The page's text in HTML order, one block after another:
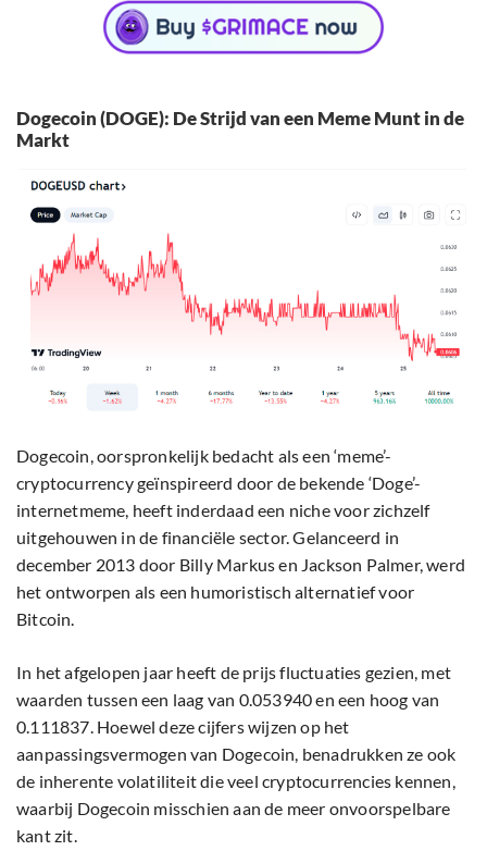
Dogecoin (DOGE): De Strijd van een Meme Munt in de
Markt
Dogecoin, oorspronkelijk bedacht als een ‘meme’-
cryptocurrency geïnspireerd door de bekende ‘Doge’-
internetmeme, heeft inderdaad een niche voor zichzelf
uitgehouwen in de financiële sector. Gelanceerd in
december 2013 door Billy Markus en Jackson Palmer, werd
het ontworpen als een humoristisch alternatief voor
Bitcoin.
In het afgelopen jaar heeft de prijs fluctuaties gezien, met
waarden tussen een laag van 0.053940 en een hoog van
0.111837. Hoewel deze cijfers wijzen op het
aanpassingsvermogen van Dogecoin, benadrukken ze ook
de inherente volatiliteit die veel cryptocurrencies kennen,
waarbij Dogecoin misschien aan de meer onvoorspelbare
kant zit.